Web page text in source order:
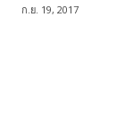
ก.ย. 19, 2017